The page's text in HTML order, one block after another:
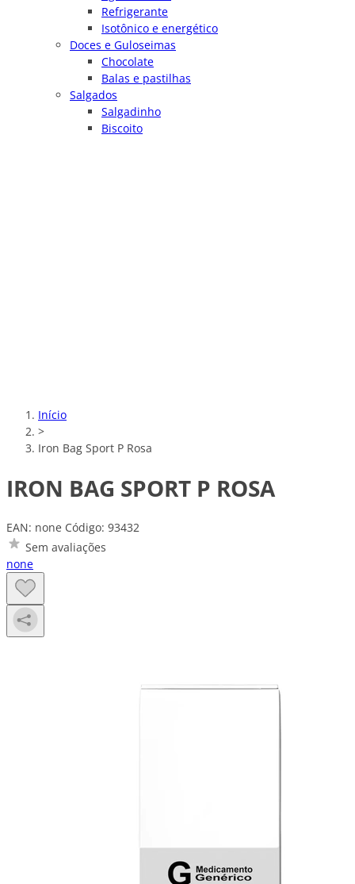
Refrigerante
Isotônico e energético
Doces e Guloseimas
Chocolate
Balas e pastilhas
Salgados
Salgadinho
Biscoito
Início
>
Iron Bag Sport P Rosa
IRON BAG SPORT P ROSA
EAN: none Código: 93432
Sem avaliações
none